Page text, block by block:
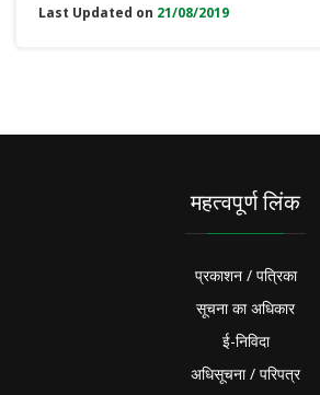
Last Updated on 21/08/2019
महत्वपूर्ण लिंक
प्रकाशन / पत्रिका
सूचना का अधिकार
ई-निविदा
अधिसूचना / परिपत्र